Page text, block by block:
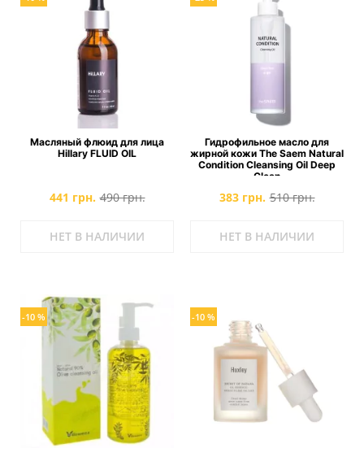
Масляный флюид для лица
Hillary FLUID OIL
441 грн. 490 грн.
НЕТ В НАЛИЧИИ
Гидрофильное масло для
жирной кожи The Saem Natural
Condition Cleansing Oil Deep
Clean
383 грн. 510 грн.
НЕТ В НАЛИЧИИ
-10 % -10 %